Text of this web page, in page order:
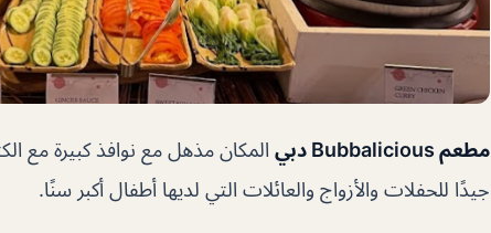
مطعم Bubbalicious دبي
المكان مذهل مع نوافذ كبيرة مع
جيدًا للحفلات والأزواج والعائلات التي لديها أطفال أكبر سنًا.